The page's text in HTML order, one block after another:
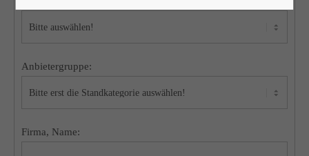
Anbietergruppe:
Firma, Name: